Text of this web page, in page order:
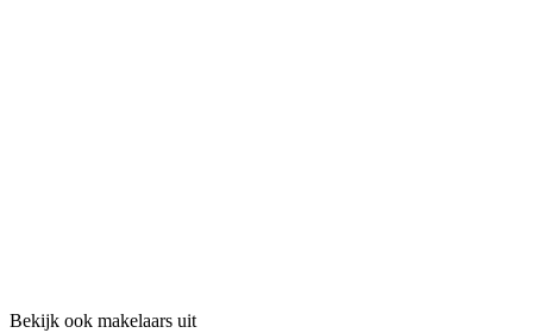
Bekijk ook makelaars uit